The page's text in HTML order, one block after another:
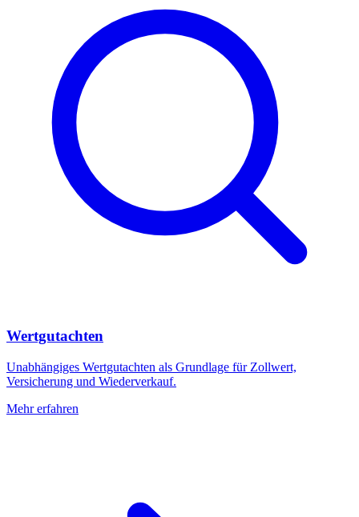
Wertgutachten
Unabhängiges Wertgutachten als Grundlage für Zollwert,
Versicherung und Wiederverkauf.
Mehr erfahren